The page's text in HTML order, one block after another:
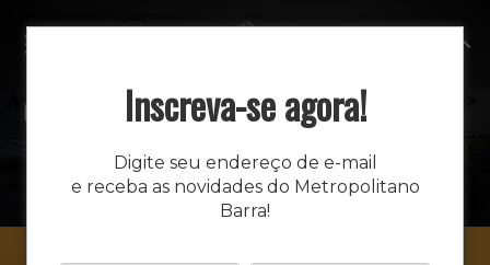
Inscreva-se agora!
Digite seu endereço de e-mail
e receba as novidades do Metropolitano
Barra!
DETALHES DO EVENTO
INÍCIO EVENTOS EVENTO